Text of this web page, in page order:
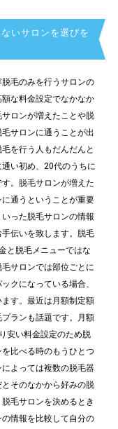
いサロンを選びを
毛のみを行うサロンの
な料金設定でなかなか
ロンが増えたことや脱
サロンに通うことが出
を行う人もだんだんと
い初め、20代のうちに
。脱毛サロンが増えた
通うということが重要
った脱毛サロンの情報
伝いを致します。脱毛
と脱毛メニューではな
サロンでは部位ごとに
クになっている場合、
す。最近は月額制定額
ランも話題です。月額
安い料金設定のため脱
比べる時のもうひとつ
よっては複数の脱毛器
そのなかから好みの脱
毛サロンを決めるとき
情報を比較して自分の